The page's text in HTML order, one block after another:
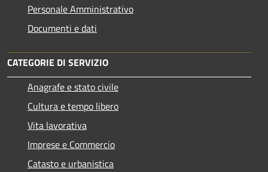
Personale Amministrativo
Documenti e dati
CATEGORIE DI SERVIZIO
Anagrafe e stato civile
Cultura e tempo libero
Vita lavorativa
Imprese e Commercio
Catasto e urbanistica